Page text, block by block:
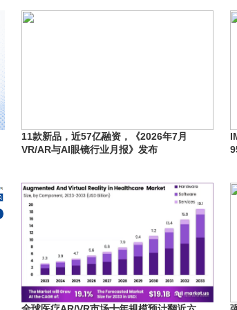
11款新品，近57亿融资，《2026年7月
VR/AR与AI眼镜行业月报》发布